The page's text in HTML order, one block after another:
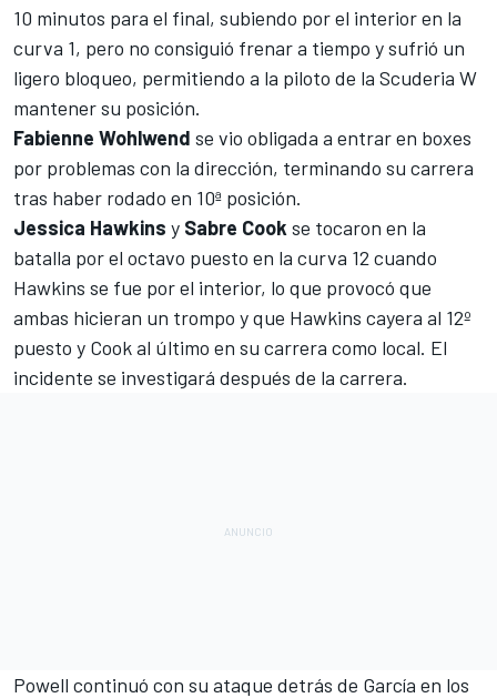
10 minutos para el final, subiendo por el interior en la
curva 1, pero no consiguió frenar a tiempo y sufrió un
ligero bloqueo, permitiendo a la piloto de la Scuderia W
mantener su posición.
Fabienne Wohlwend se vio obligada a entrar en boxes
por problemas con la dirección, terminando su carrera
tras haber rodado en 10ª posición.
Jessica Hawkins y Sabre Cook se tocaron en la
batalla por el octavo puesto en la curva 12 cuando
Hawkins se fue por el interior, lo que provocó que
ambas hicieran un trompo y que Hawkins cayera al 12º
puesto y Cook al último en su carrera como local. El
incidente se investigará después de la carrera.
Powell continuó con su ataque detrás de García en los